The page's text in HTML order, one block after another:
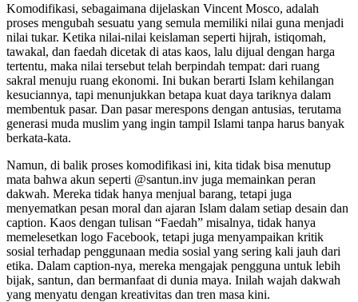
Komodifikasi, sebagaimana dijelaskan Vincent Mosco, adalah
proses mengubah sesuatu yang semula memiliki nilai guna menjadi
nilai tukar. Ketika nilai-nilai keislaman seperti hijrah, istiqomah,
tawakal, dan faedah dicetak di atas kaos, lalu dijual dengan harga
tertentu, maka nilai tersebut telah berpindah tempat: dari ruang
sakral menuju ruang ekonomi. Ini bukan berarti Islam kehilangan
kesuciannya, tapi menunjukkan betapa kuat daya tariknya dalam
membentuk pasar. Dan pasar merespons dengan antusias, terutama
generasi muda muslim yang ingin tampil Islami tanpa harus banyak
berkata-kata.
Namun, di balik proses komodifikasi ini, kita tidak bisa menutup
mata bahwa akun seperti @santun.inv juga memainkan peran
dakwah. Mereka tidak hanya menjual barang, tetapi juga
menyematkan pesan moral dan ajaran Islam dalam setiap desain dan
caption. Kaos dengan tulisan “Faedah” misalnya, tidak hanya
memelesetkan logo Facebook, tetapi juga menyampaikan kritik
sosial terhadap penggunaan media sosial yang sering kali jauh dari
etika. Dalam caption-nya, mereka mengajak pengguna untuk lebih
bijak, santun, dan bermanfaat di dunia maya. Inilah wajah dakwah
yang menyatu dengan kreativitas dan tren masa kini.